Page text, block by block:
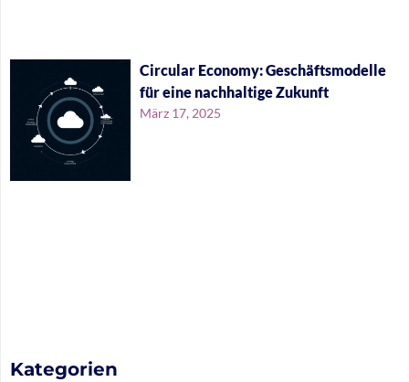
Circular Economy: Geschäftsmodelle
für eine nachhaltige Zukunft
März 17, 2025
Kategorien